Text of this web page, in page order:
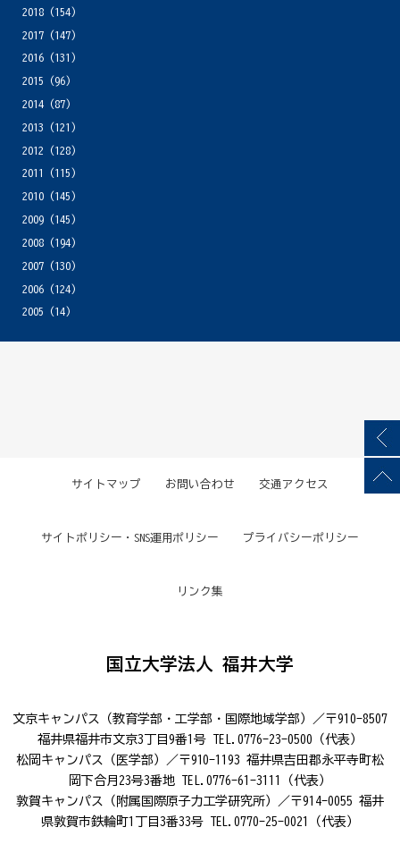
2018(154)
2017(147)
2016(131)
2015 (96)
2014(87)
2013 (121)
2012 (128)
2011
(115)
2010(145)
2009(145)
2008(194)
2007(130)
2006(124)
2005 (14)
サイトマップ お問い合わせ 交通アクセス
サイトポリシー・SNS運用ポリシー プライバシーポリシー
リンク集
国立大学法人 福井大学
文京キャンパス（教育学部・工学部・国際地域学部）／〒910-8507
福井県福井市文京3丁目9番1号 TEL.0776-23-0500（代表）
松岡キャンパス（医学部）／〒910-1193 福井県吉田郡永平寺町松
岡下合月23号3番地 TEL.0776-61-3111（代表）
敦賀キャンパス（附属国際原子力工学研究所）／〒914-0055 福井
県敦賀市鉄輪町1丁目3番33号 TEL.0770-25-0021（代表）